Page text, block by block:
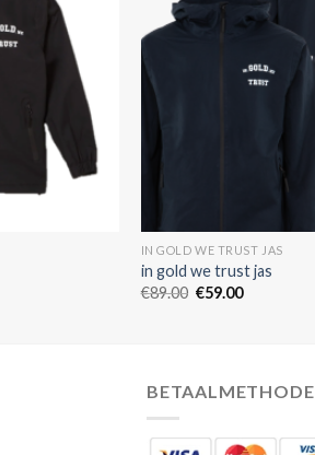
IN GOLD WE TRUST JAS
in gold we trust jas
€89.00 €59.00
BETAALMETHODE